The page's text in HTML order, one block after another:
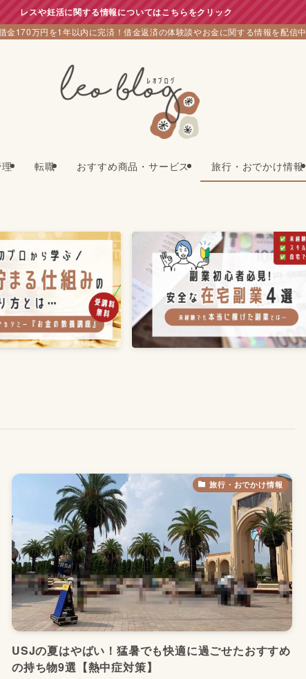
レスや妊活に関する情報についてはこちらをクリック
金170万円を1年以内に完済！借金返済の体験談やお金に関する情報を配信中
転職 おすすめ商品・サービス 旅行・おでかけ情報
旅行・おでかけ情報
USJの夏はやばい！猛暑でも快適に過ごせたおすすめ
の持ち物9選【熱中症対策】